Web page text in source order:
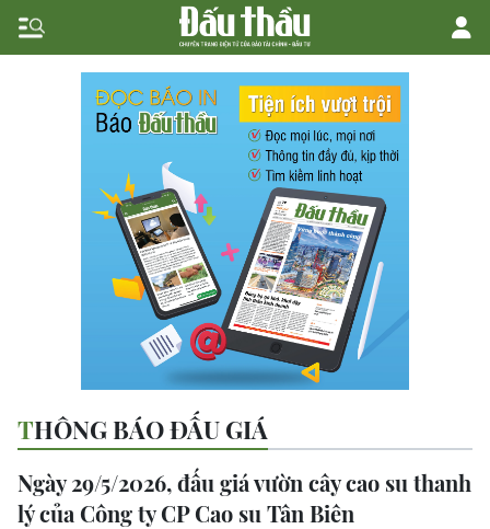
THÔNG BÁO ĐẤU GIÁ
Ngày 29/5/2026, đấu giá vườn cây cao su thanh
lý của Công ty CP Cao su Tân Biên